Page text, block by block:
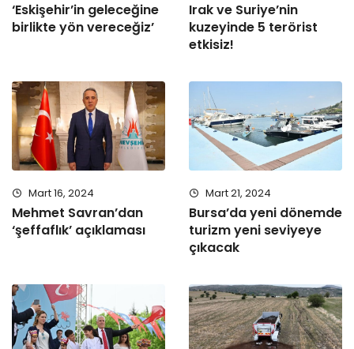
‘Eskişehir’in geleceğine
birlikte yön vereceğiz’
Irak ve Suriye’nin
kuzeyinde 5 terörist
etkisiz!
Mart 16, 2024
Mehmet Savran’dan
‘şeffaflık’ açıklaması
Mart 21, 2024
Bursa’da yeni dönemde
turizm yeni seviyeye
çıkacak